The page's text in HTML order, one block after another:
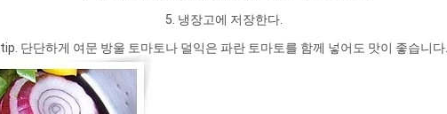
5. 냉장고에 저장한다.
tip. 단단하게 여문 방울 토마토나 덜익은 파란 토마토를 함께 넣어도 맛이 좋습니다.